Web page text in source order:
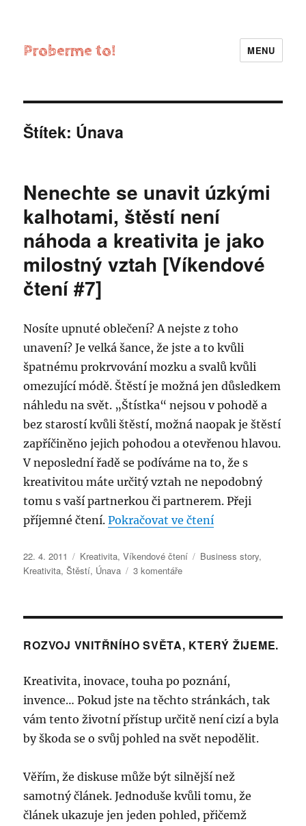
Proberme to! MENU
Štítek: Únava
Nenechte se unavit úzkými
kalhotami, štěstí není
náhoda a kreativita je jako
milostný vztah [Víkendové
čtení #7]
Nosíte upnuté oblečení? A nejste z toho
unavení? Je velká šance, že jste a to kvůli
špatnému prokrvování mozku a svalů kvůli
omezující módě. Štěstí je možná jen důsledkem
náhledu na svět. „Štístka“ nejsou v pohodě a
bez starostí kvůli štěstí, možná naopak je štěstí
zapříčiněno jejich pohodou a otevřenou hlavou.
V neposlední řadě se podíváme na to, že s
kreativitou máte určitý vztah ne nepodobný
tomu s vaší partnerkou či partnerem. Přeji
příjemné čtení.Pokračovat ve čtení„Nenechte se
Publikováno:
22. 4. 2011 Rubriky:
Kreativita,Víkendové čtení Štítky:
Business story,
Kreativita,Štěstí, Únava 3 komentářeu
názvem
se
unavit
kalhotami,
štěstí
není
náhoda
a
je
jako
milostný
vztah
ROZVOJ VNITŘNÍHO SVĚTA, KTERÝ ŽIJEME.
Kreativita, inovace, touha po poznání,
invence… Pokud jste na těchto stránkách, tak
vám tento životní přístup určitě není cizí a byla
by škoda se o svůj pohled na svět nepodělit.
Věřím, že diskuse může být silnější než
samotný článek. Jednoduše kvůli tomu, že
článek ukazuje jen jeden pohled, přičemž